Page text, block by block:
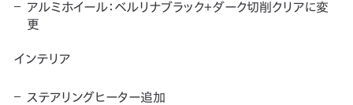
アルミホイール：ベルリナブラック＋ダーク切削クリアに変
更
インテリア
ステアリングヒーター追加